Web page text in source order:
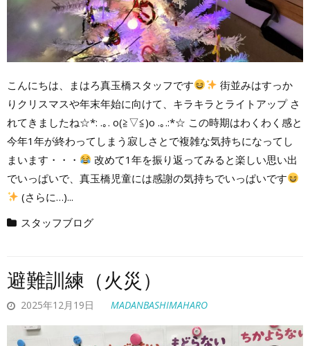
こんにちは、まはろ真玉橋スタッフです
街並みはすっか
りクリスマスや年末年始に向けて、キラキラとライトアップ さ
れてきましたね☆*: .｡. o(≧▽≦)o .｡.:*☆ この時期はわくわく感と
今年1年が終わってしまう寂しさとで複雑な気持ちになってし
まいます・・・
改めて1年を振り返ってみると楽しい思い出
でいっぱいで、真玉橋児童には感謝の気持ちでいっぱいです
(さらに…)...
スタッフブログ
避難訓練（火災）
2025年12月19日 MADANBASHIMAHARO